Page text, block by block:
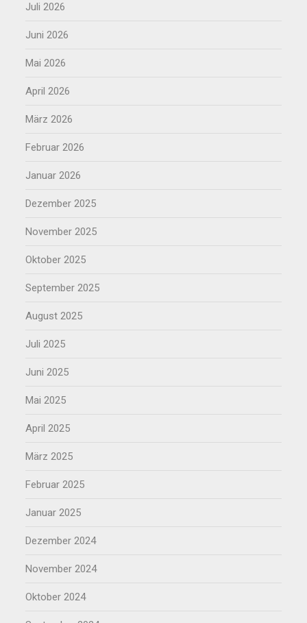
Juli 2026
Juni 2026
Mai 2026
April 2026
März 2026
Februar 2026
Januar 2026
Dezember 2025
November 2025
Oktober 2025
September 2025
August 2025
Juli 2025
Juni 2025
Mai 2025
April 2025
März 2025
Februar 2025
Januar 2025
Dezember 2024
November 2024
Oktober 2024